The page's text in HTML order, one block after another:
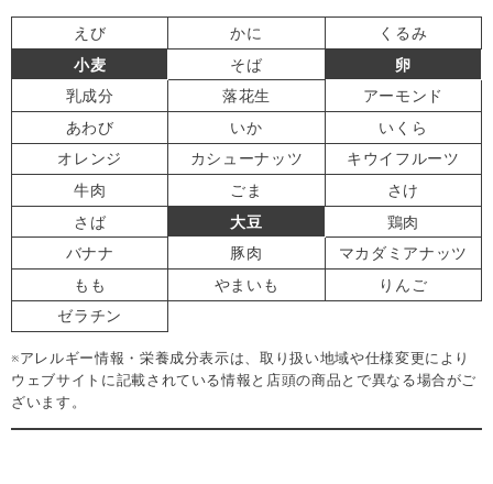
えび かに
くるみ
小麦
そば
卵
乳成分
落花生
アーモンド
あわび
いか
いくら
オレンジ
カシューナッツ
キウイフルーツ
牛肉
ごま
さけ
さば
大豆
鶏肉
バナナ
豚肉
マカダミアナッツ
もも
やまいも
りんご
ゼラチン
※アレルギー情報・栄養成分表示は、取り扱い地域や仕様変更により
ウェブサイトに記載されている情報と店頭の商品とで異なる場合がご
ざいます。